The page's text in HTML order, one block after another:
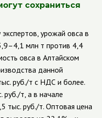
сохраниться
урожай овса в
млн т против 4,4
овса в Алтайском
данной
руб./т с НДС и более.
руб./т, а в начале
тыс. руб./т. Оптовая цена